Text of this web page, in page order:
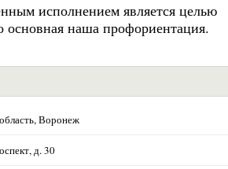
исполнением является целью
наша профориентация.
Воронеж
д. 30